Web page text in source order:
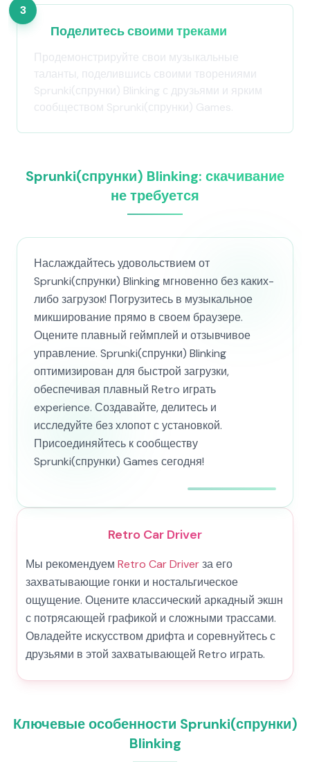
3
Поделитесь своими треками
Продемонстрируйте свои музыкальные
таланты, поделившись своими творениями
Sprunki(спрунки) Blinking с друзьями и ярким
сообществом Sprunki(спрунки) Games.
Sprunki(спрунки) Blinking: скачивание
не требуется
Наслаждайтесь удовольствием от
Sprunki(спрунки) Blinking мгновенно без каких-
либо загрузок! Погрузитесь в музыкальное
микширование прямо в своем браузере.
Оцените плавный геймплей и отзывчивое
управление. Sprunki(спрунки) Blinking
оптимизирован для быстрой загрузки,
обеспечивая плавный Retro играть
experience. Создавайте, делитесь и
исследуйте без хлопот с установкой.
Присоединяйтесь к сообществу
Sprunki(спрунки) Games сегодня!
Retro Car Driver
Мы рекомендуем Retro Car Driverза его
захватывающие гонки и ностальгическое
ощущение. Оцените классический аркадный экшн
с потрясающей графикой и сложными трассами.
Овладейте искусством дрифта и соревнуйтесь с
друзьями в этой захватывающей Retro играть.
Ключевые особенности Sprunki(спрунки)
Blinking